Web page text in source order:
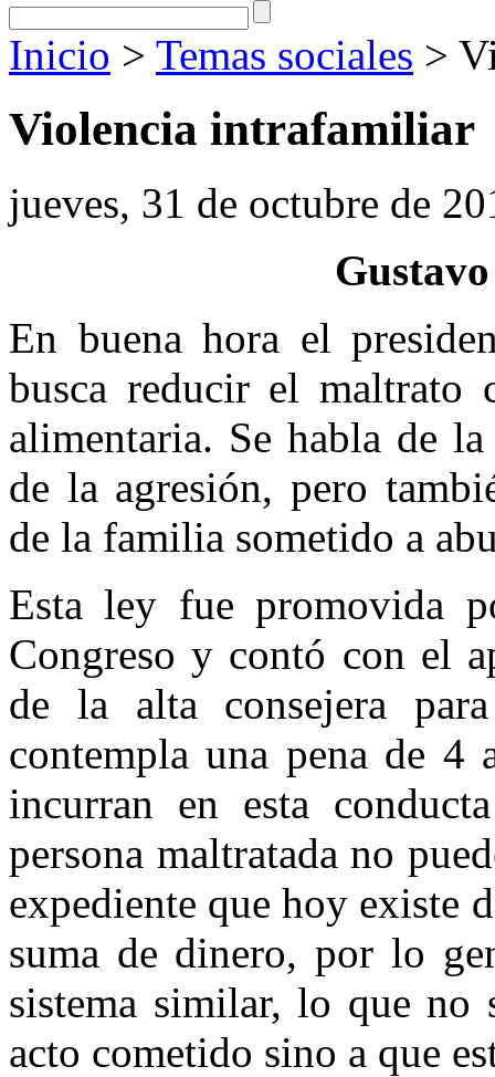
Inicio > Temas sociales >
Violencia intrafamiliar
jueves, 31 de octubre de
En buena hora el
busca reducir el maltrato
alimentaria. Se habla de
de la agresión, pero
de la familia sometido a
Esta ley fue promovida
Congreso y contó con el
de la alta consejera
contempla una pena de 4
incurran en esta
persona maltratada no
expediente que hoy existe
suma de dinero, por lo
sistema similar, lo que no
acto cometido sino a que